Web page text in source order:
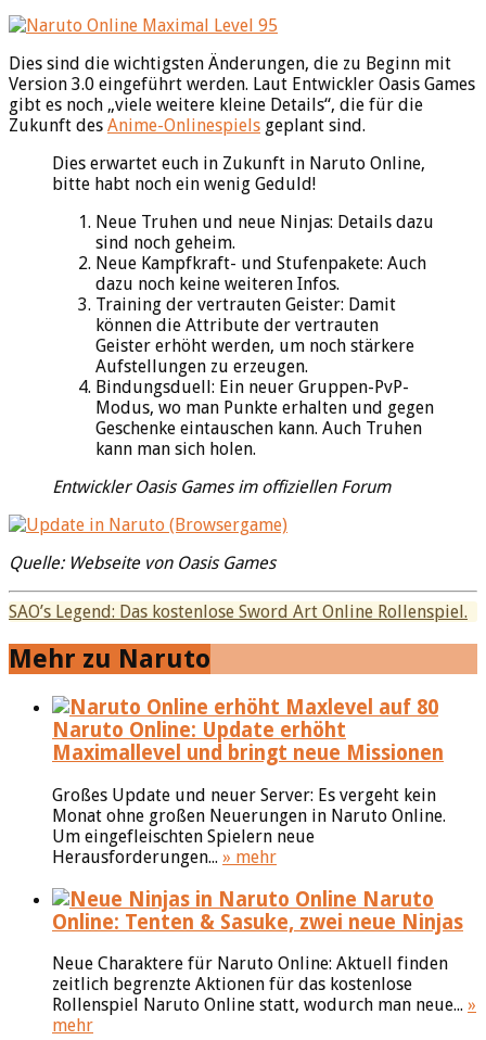
Dies sind die wichtigsten Änderungen, die zu Beginn mit
Version 3.0 eingeführt werden. Laut Entwickler Oasis Games
gibt es noch „viele weitere kleine Details“, die für die
Zukunft des Anime-Onlinespiels geplant sind.
Dies erwartet euch in Zukunft in Naruto Online,
bitte habt noch ein wenig Geduld!
Neue Truhen und neue Ninjas: Details dazu
sind noch geheim.
Neue Kampfkraft- und Stufenpakete: Auch
dazu noch keine weiteren Infos.
Training der vertrauten Geister: Damit
können die Attribute der vertrauten
Geister erhöht werden, um noch stärkere
Aufstellungen zu erzeugen.
Bindungsduell: Ein neuer Gruppen-PvP-
Modus, wo man Punkte erhalten und gegen
Geschenke eintauschen kann. Auch Truhen
kann man sich holen.
Entwickler Oasis Games im offiziellen Forum
Quelle: Webseite von Oasis Games
SAO’s Legend: Das kostenlose Sword Art Online Rollenspiel.
Mehr zu Naruto
Naruto Online: Update erhöht
Maximallevel und bringt neue Missionen
Großes Update und neuer Server: Es vergeht kein
Monat ohne großen Neuerungen in Naruto Online.
Um eingefleischten Spielern neue
Herausforderungen... » mehr
Naruto
Online: Tenten & Sasuke, zwei neue Ninjas
Neue Charaktere für Naruto Online: Aktuell finden
zeitlich begrenzte Aktionen für das kostenlose
Rollenspiel Naruto Online statt, wodurch man neue... »
mehr